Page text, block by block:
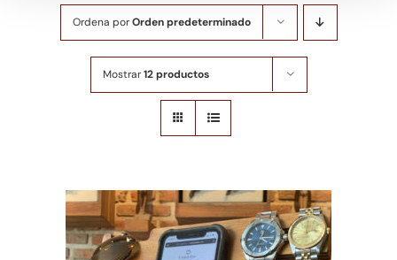
Ordena porOrden predeterminado
Mostrar12 productos